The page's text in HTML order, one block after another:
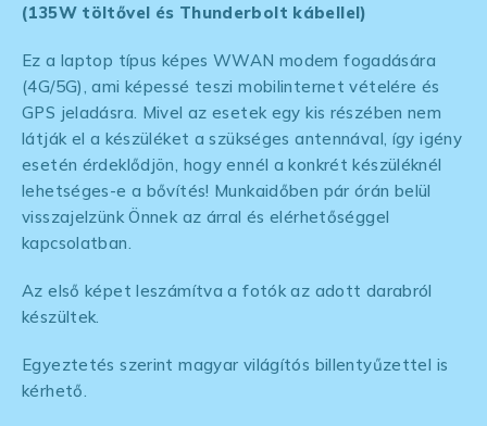
(135W töltővel és Thunderbolt kábellel)
Ez a laptop típus képes WWAN modem fogadására
(4G/5G), ami képessé teszi mobilinternet vételére és
GPS jeladásra. Mivel az esetek egy kis részében nem
látják el a készüléket a szükséges antennával, így igény
esetén érdeklődjön, hogy ennél a konkrét készüléknél
lehetséges-e a bővítés! Munkaidőben pár órán belül
visszajelzünk Önnek az árral és elérhetőséggel
kapcsolatban.
Az első képet leszámítva a fotók az adott darabról
készültek.
Egyeztetés szerint magyar világítós billentyűzettel is
kérhető.